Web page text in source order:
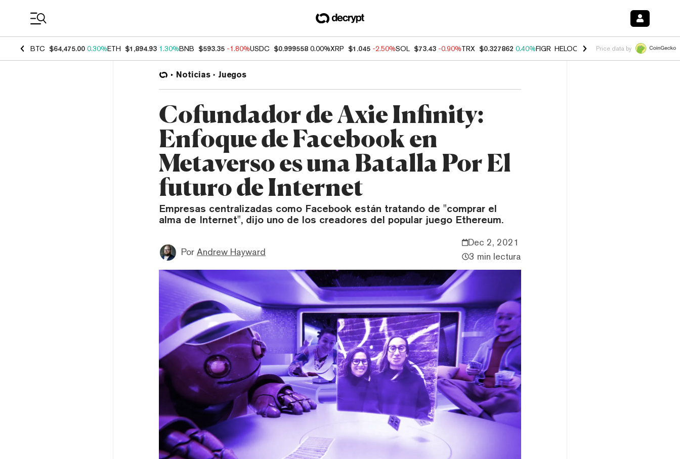
BTC $64,475.00 0.30%ETH $1,894.93 1.30%BNB $593.35 -1.80%USDC $0.999558 0.00%XRP $1.045 -2.50%SOL $73.43 -0.90%TRX $0.327862 0.40%FIGR_HELOC $1.033 3.00%HYPE $56.17
Price data by
Noticias Juegos
Cofundador de Axie Infinity:
Enfoque de Facebook en
Metaverso es una Batalla Por El
futuro de Internet
Empresas centralizadas como Facebook están tratando de "comprar el
alma de Internet", dijo uno de los creadores del popular juego Ethereum.
Por Andrew Hayward
Dec 2, 2021
3 min lectura